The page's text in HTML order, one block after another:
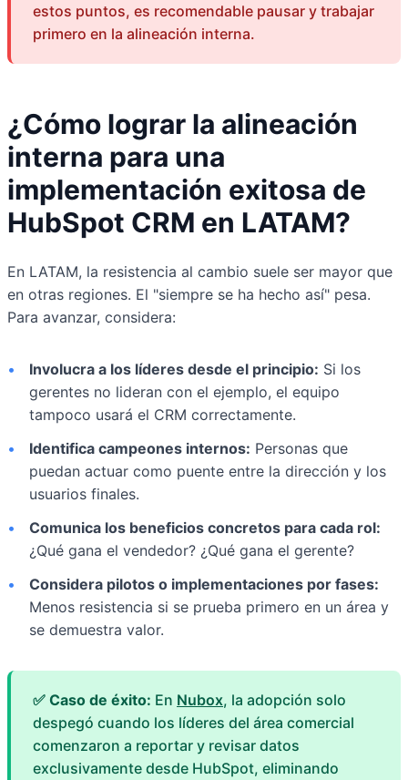
estos puntos, es recomendable pausar y trabajar
primero en la alineación interna.
¿Cómo lograr la alineación
interna para una
implementación exitosa de
HubSpot CRM en LATAM?
En LATAM, la resistencia al cambio suele ser mayor que
en otras regiones. El "siempre se ha hecho así" pesa.
Para avanzar, considera:
• Involucra a los líderes desde el principio: Si los
gerentes no lideran con el ejemplo, el equipo
tampoco usará el CRM correctamente.
•
Identifica campeones internos: Personas que
puedan actuar como puente entre la dirección y los
usuarios finales.
•
Comunica los beneficios concretos para cada rol:
¿Qué gana el vendedor? ¿Qué gana el gerente?
•
Considera pilotos o implementaciones por fases:
Menos resistencia si se prueba primero en un área y
se demuestra valor.
✅ Caso de éxito: En Nubox, la adopción solo
despegó cuando los líderes del área comercial
comenzaron a reportar y revisar datos
exclusivamente desde HubSpot, eliminando